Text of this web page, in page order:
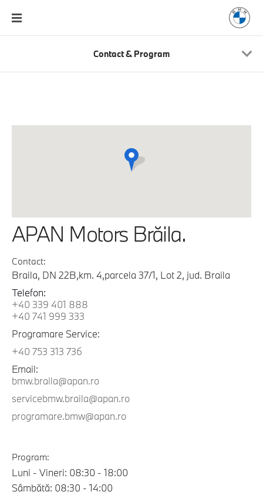
Contact & Program
APAN Motors Brăila.
Contact:
Braila, DN 22B,km. 4,parcela 37/1, Lot 2, jud. Braila
Telefon:
+40 339 401 888
+40 741 999 333
Programare Service:
+40 753 313 736
Email:
bmw.braila@apan.ro
servicebmw.braila@apan.ro
programare.bmw@apan.ro
Program:
Luni - Vineri: 08:30 - 18:00
Sâmbătă: 08:30 - 14:00